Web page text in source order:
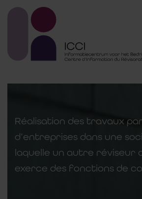
Réalisation des travaux
d’entreprises dans une
laquelle un autre réviseur
exerce des fonctions de